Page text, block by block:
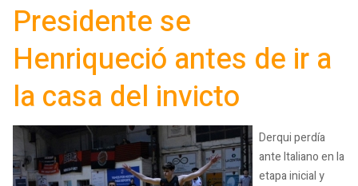
Presidente se
Henriqueció antes de ir a
la casa del invicto
Derqui perdía
ante Italiano en la
etapa inicial y